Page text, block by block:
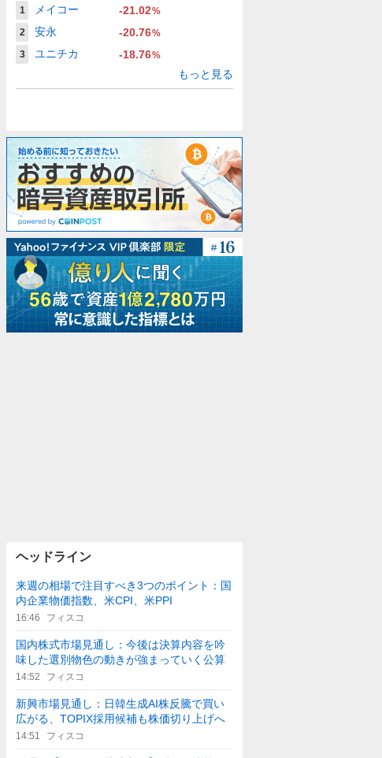
1 メイコー -21.02%
2
安永 -20.76%
3
ユニチカ -18.76%
もっと見る
ヘッドライン
来週の相場で注目すべき3つのポイント：国
内企業物価指数、米CPI、米PPI
16:46 フィスコ
国内株式市場見通し：今後は決算内容を吟
味した選別物色の動きが強まっていく公算
14:52 フィスコ
新興市場見通し：日韓生成AI株反騰で買い
広がる、TOPIX採用候補も株価切り上げへ
14:51 フィスコ